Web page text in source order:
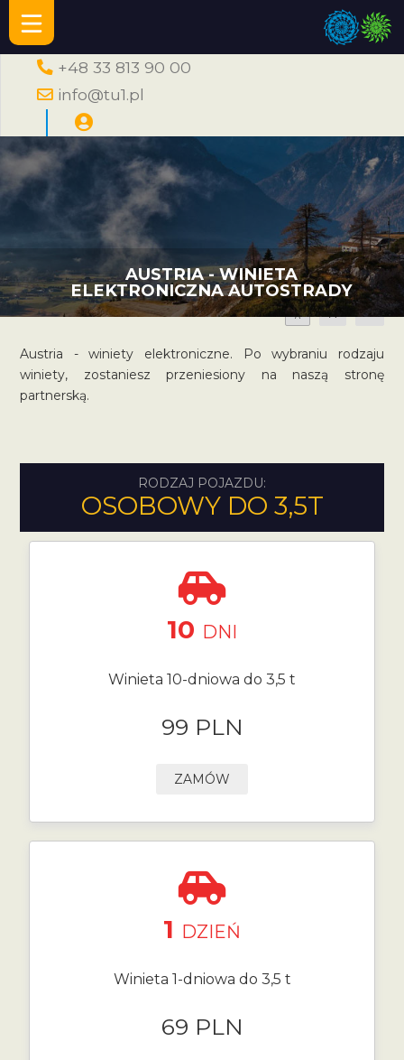
+48 33 813 90 00
info@tu1.pl
AUSTRIA - WINIETA
ELEKTRONICZNA AUTOSTRADY
A A A
Austria - winiety elektroniczne. Po wybraniu rodzaju
winiety, zostaniesz przeniesiony na naszą stronę
partnerską.
RODZAJ POJAZDU:
OSOBOWY DO 3,5T
10 DNI
Winieta 10-dniowa do 3,5 t
99 PLN
ZAMÓW
1 DZIEŃ
Winieta 1-dniowa do 3,5 t
69 PLN